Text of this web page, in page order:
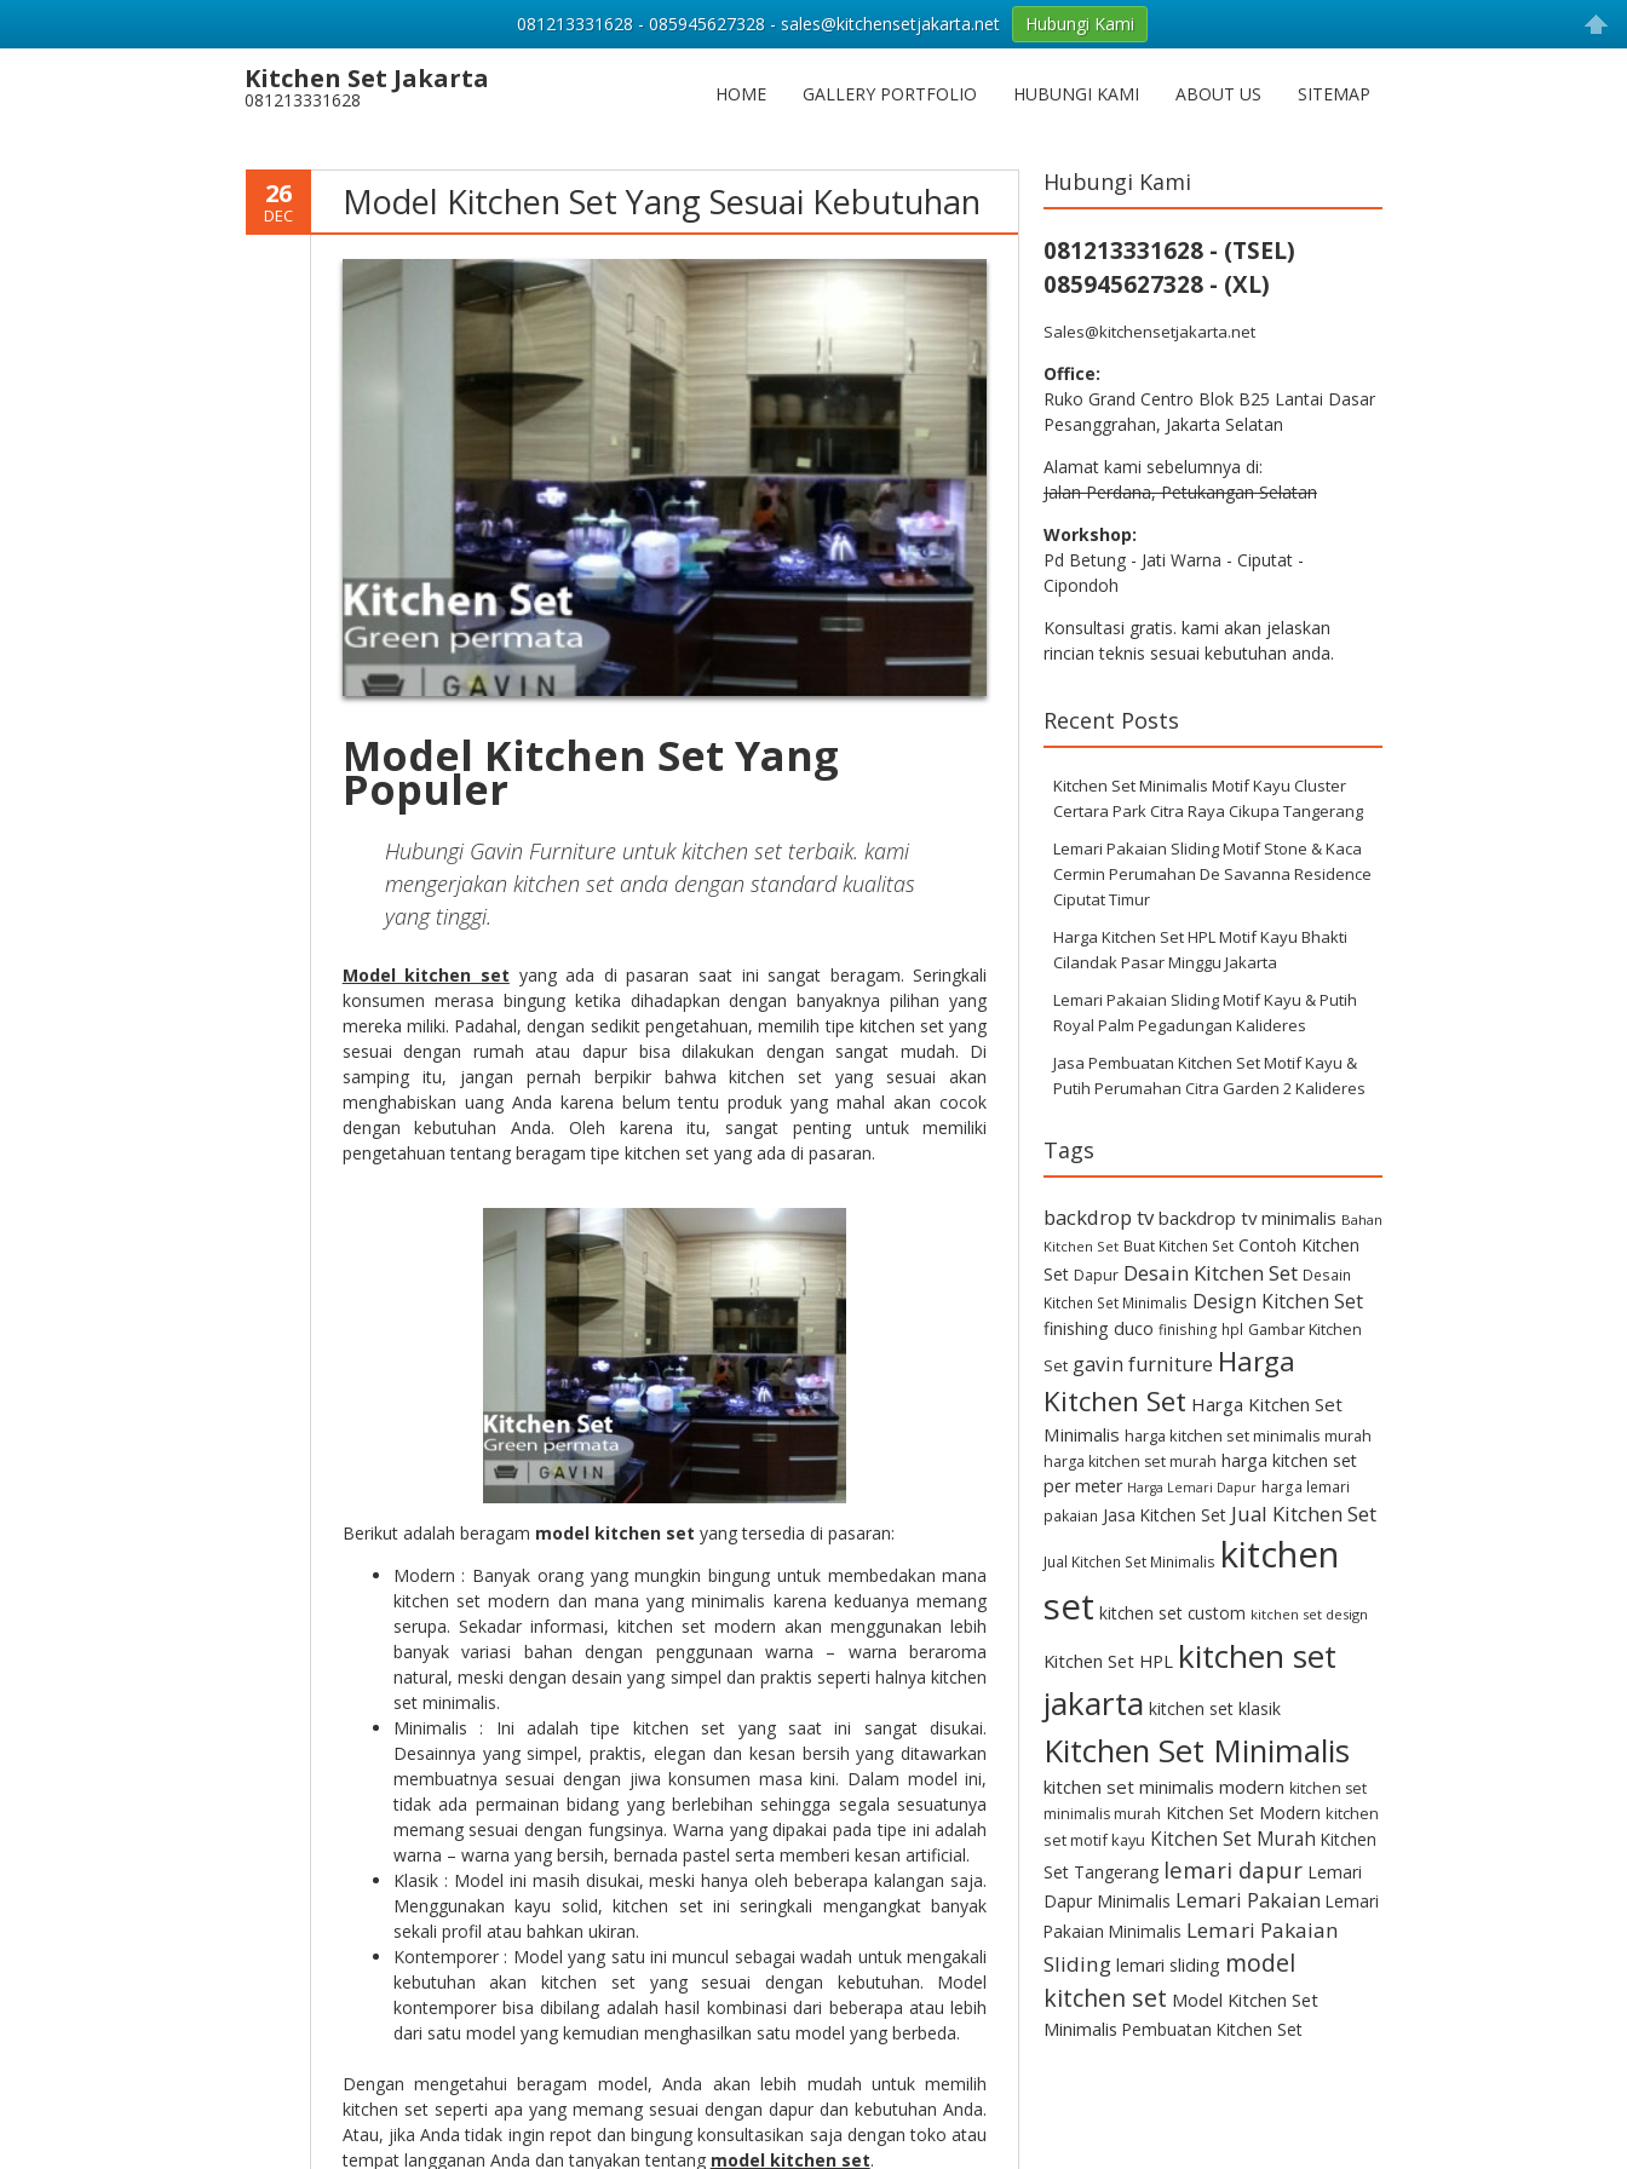
Kitchen Set Jakarta
081213331628 HOME GALLERY PORTFOLIO HUBUNGI KAMI ABOUT US SITEMAP
26
DEC Model Kitchen Set Yang Sesuai Kebutuhan
Model Kitchen Set Yang
Populer
Hubungi Gavin Furniture untuk kitchen set terbaik. kami
mengerjakan kitchen set anda dengan standard kualitas
yang tinggi.
Model kitchen set yang ada di pasaran saat ini sangat beragam. Seringkali
konsumen merasa bingung ketika dihadapkan dengan banyaknya pilihan yang
mereka miliki. Padahal, dengan sedikit pengetahuan, memilih tipe kitchen set yang
sesuai dengan rumah atau dapur bisa dilakukan dengan sangat mudah. Di
samping itu, jangan pernah berpikir bahwa kitchen set yang sesuai akan
menghabiskan uang Anda karena belum tentu produk yang mahal akan cocok
dengan kebutuhan Anda. Oleh karena itu, sangat penting untuk memiliki
pengetahuan tentang beragam tipe kitchen set yang ada di pasaran.
Berikut adalah beragam model kitchen set yang tersedia di pasaran:
Modern : Banyak orang yang mungkin bingung untuk membedakan mana
kitchen set modern dan mana yang minimalis karena keduanya memang
serupa. Sekadar informasi, kitchen set modern akan menggunakan lebih
banyak variasi bahan dengan penggunaan warna – warna beraroma
natural, meski dengan desain yang simpel dan praktis seperti halnya kitchen
set minimalis.
Minimalis : Ini adalah tipe kitchen set yang saat ini sangat disukai.
Desainnya yang simpel, praktis, elegan dan kesan bersih yang ditawarkan
membuatnya sesuai dengan jiwa konsumen masa kini. Dalam model ini,
tidak ada permainan bidang yang berlebihan sehingga segala sesuatunya
memang sesuai dengan fungsinya. Warna yang dipakai pada tipe ini adalah
warna – warna yang bersih, bernada pastel serta memberi kesan artificial.
Klasik : Model ini masih disukai, meski hanya oleh beberapa kalangan saja.
Menggunakan kayu solid, kitchen set ini seringkali mengangkat banyak
sekali profil atau bahkan ukiran.
Kontemporer : Model yang satu ini muncul sebagai wadah untuk mengakali
kebutuhan akan kitchen set yang sesuai dengan kebutuhan. Model
kontemporer bisa dibilang adalah hasil kombinasi dari beberapa atau lebih
dari satu model yang kemudian menghasilkan satu model yang berbeda.
Dengan mengetahui beragam model, Anda akan lebih mudah untuk memilih
kitchen set seperti apa yang memang sesuai dengan dapur dan kebutuhan Anda.
Atau, jika Anda tidak ingin repot dan bingung konsultasikan saja dengan toko atau
tempat langganan Anda dan tanyakan tentang model kitchen set.
Hubungi Kami
081213331628 - (TSEL)
085945627328 - (XL)
Sales@kitchensetjakarta.net
Office:
Ruko Grand Centro Blok B25 Lantai Dasar
Pesanggrahan, Jakarta Selatan
Alamat kami sebelumnya di:
Jalan Perdana, Petukangan Selatan
Workshop:
Pd Betung - Jati Warna - Ciputat -
Cipondoh
Konsultasi gratis. kami akan jelaskan
rincian teknis sesuai kebutuhan anda.
Recent Posts
Kitchen Set Minimalis Motif Kayu Cluster
Certara Park Citra Raya Cikupa Tangerang
Lemari Pakaian Sliding Motif Stone & Kaca
Cermin Perumahan De Savanna Residence
Ciputat Timur
Harga Kitchen Set HPL Motif Kayu Bhakti
Cilandak Pasar Minggu Jakarta
Lemari Pakaian Sliding Motif Kayu & Putih
Royal Palm Pegadungan Kalideres
Jasa Pembuatan Kitchen Set Motif Kayu &
Putih Perumahan Citra Garden 2 Kalideres
Tags
backdrop tv backdrop tv minimalis Bahan
Kitchen Set Buat Kitchen Set Contoh Kitchen
Set Dapur Desain Kitchen Set Desain
Kitchen Set Minimalis Design Kitchen Set
finishing duco finishing hpl Gambar Kitchen
Set gavin furniture Harga
Kitchen Set Harga Kitchen Set
Minimalis harga kitchen set minimalis murah
harga kitchen set murah harga kitchen set
per meter Harga Lemari Dapur harga lemari
pakaian Jasa Kitchen Set Jual Kitchen Set
Jual Kitchen Set Minimalis kitchen
set kitchen set custom kitchen set design
Kitchen Set HPL kitchen set
jakarta kitchen set klasik
Kitchen Set Minimalis
kitchen set minimalis modern kitchen set
minimalis murah Kitchen Set Modern kitchen
set motif kayu Kitchen Set Murah Kitchen
Set Tangerang lemari dapur Lemari
Dapur Minimalis Lemari Pakaian Lemari
Pakaian Minimalis Lemari Pakaian
Sliding lemari sliding model
kitchen set Model Kitchen Set
Minimalis Pembuatan Kitchen Set
081213331628 - 085945627328 - sales@kitchensetjakarta.net Hubungi Kami